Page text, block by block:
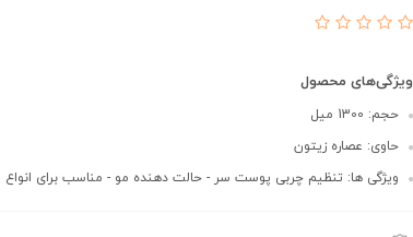
ویژگی‌های محصول
حجم: 1300 میل
حاوی: عصاره زیتون
ویژگی ها: تنظیم چربی پوست سر - حالت دهنده مو - مناسب برای انواع